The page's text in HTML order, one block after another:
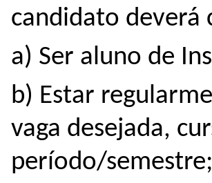
candidato deverá
a) Ser aluno de
b) Estar
vaga desejada,
período/semestre;